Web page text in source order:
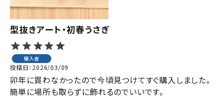
型抜きアート・初春うさぎ
購入者
投稿日 2026/03/09
卯年に買わなかったので今頃見つけてすぐ購入しました。
簡単に場所も取らずに飾れるのでいいです。